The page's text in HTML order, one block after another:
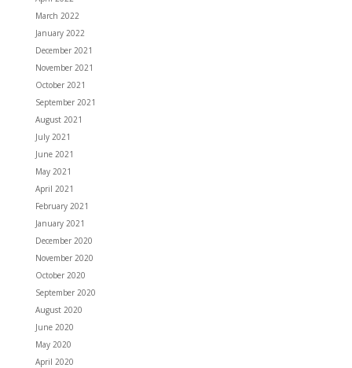
March 2022
January 2022
December 2021
November 2021
October 2021
September 2021
August 2021
July 2021
June 2021
May 2021
April 2021
February 2021
January 2021
December 2020
November 2020
October 2020
September 2020
August 2020
June 2020
May 2020
April 2020